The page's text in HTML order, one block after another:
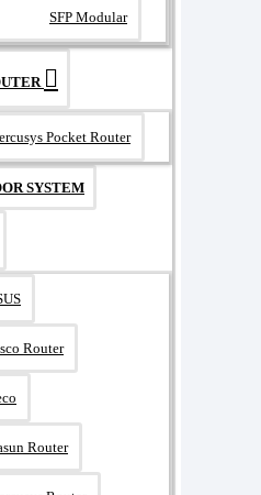
SFP Modular
Pocket Router
SYSTEM
Router
Router